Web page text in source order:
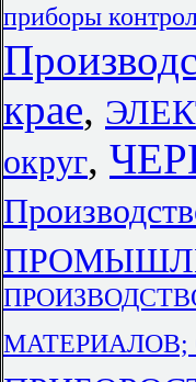
приборы
крае,
округ,
МАТЕРИАЛОВ;